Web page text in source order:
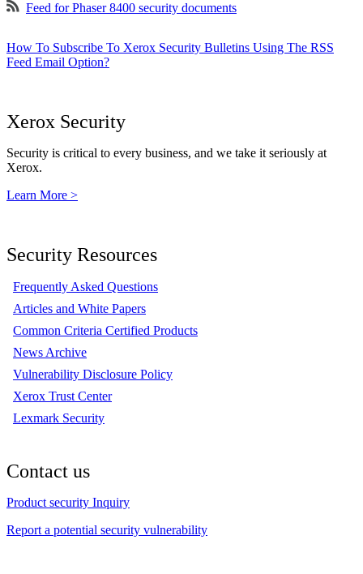
Feed for Phaser 8400 security documents
How To Subscribe To Xerox Security Bulletins Using The RSS
Feed Email Option?
Xerox Security
Security is critical to every business, and we take it seriously at
Xerox.
Learn More >
Security Resources
Frequently Asked Questions
Articles and White Papers
Common Criteria Certified Products
News Archive
Vulnerability Disclosure Policy
Xerox Trust Center
Lexmark Security
Contact us
Product security Inquiry
Report a potential security vulnerability